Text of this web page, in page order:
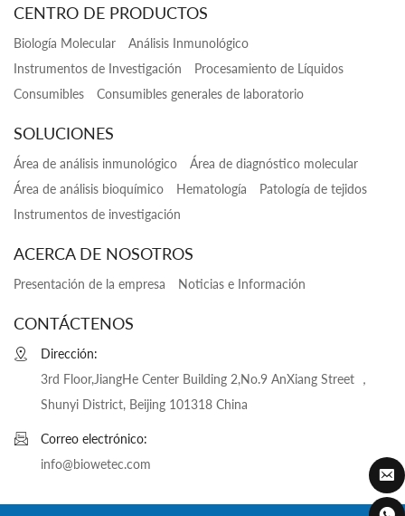
CENTRO DE PRODUCTOS
Biología Molecular
Análisis Inmunológico
Instrumentos de Investigación
Procesamiento de Líquidos
Consumibles
Consumibles generales de laboratorio
SOLUCIONES
Área de análisis inmunológico
Área de diagnóstico molecular
Área de análisis bioquímico
Hematología
Patología de tejidos
Instrumentos de investigación
ACERCA DE NOSOTROS
Presentación de la empresa Noticias e Información
CONTÁCTENOS
Dirección:
3rd Floor,JiangHe Center Building 2,No.9 AnXiang Street ，
Shunyi District, Beijing 101318 China
Correo electrónico:
info@biowetec.com